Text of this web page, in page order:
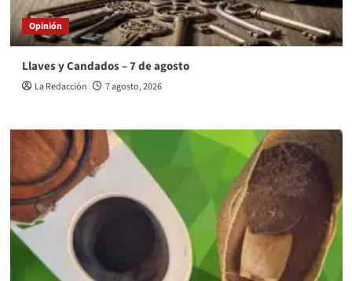
Opinión
Llaves y Candados – 7 de agosto
La Redacción 7 agosto, 2026